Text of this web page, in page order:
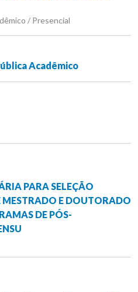
/ Presencial
Acadêmico
PARA SELEÇÃO
MESTRADO E DOUTORADO
DE PÓS-